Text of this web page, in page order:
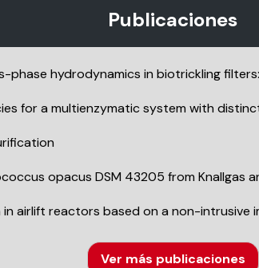
Publicaciones
phase hydrodynamics in biotrickling
for a multienzymatic system with
opacus DSM 43205 from Knallgas
in airlift reactors based on a non-intrusive
Ver más publicaciones